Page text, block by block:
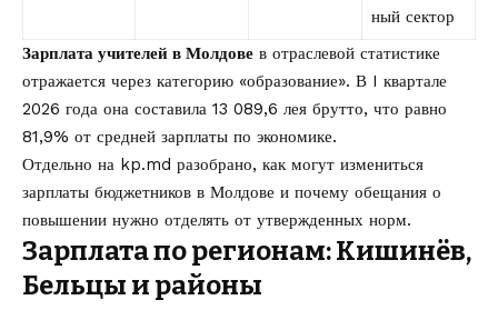
ный сектор
Зарплата учителей в Молдове в отраслевой статистике
отражается через категорию «образование». В I квартале
2026 года она составила 13 089,6 лея брутто, что равно
81,9% от средней зарплаты по экономике.
Отдельно на kp.md разобрано, как могут измениться
зарплаты бюджетников в Молдове и почему обещания о
повышении нужно отделять от утвержденных норм.
Зарплата по регионам: Кишинёв,
Бельцы и районы